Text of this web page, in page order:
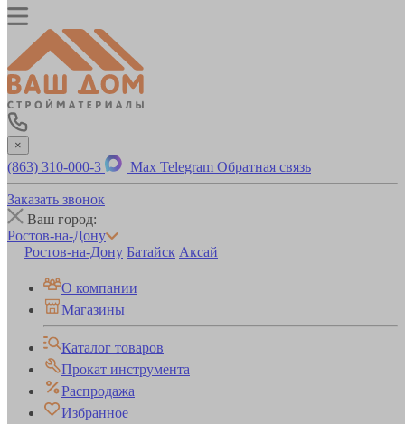
×
(863) 310-000-3 Max Telegram Обратная связь
Заказать звонок
Ваш город:
Ростов-на-Дону
Ростов-на-Дону Батайск Аксай
О компании
Магазины
Каталог товаров
Прокат инструмента
Распродажа
Избранное